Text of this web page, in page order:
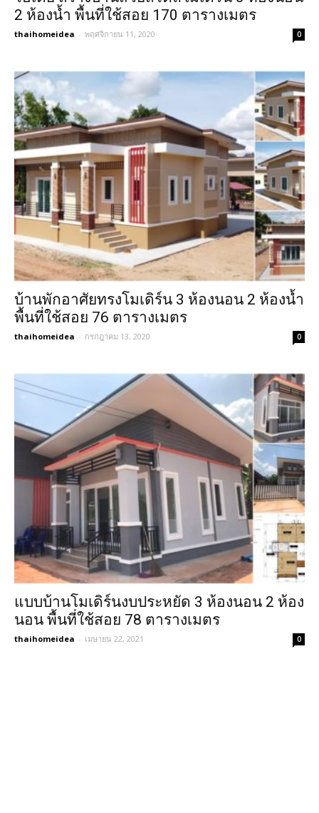
2 ห้องน้ำ พื้นที่ใช้สอย 170 ตารางเมตร
thaihomeidea - พฤศจิกายน 11, 2020 0
บ้านพักอาศัยทรงโมเดิร์น 3 ห้องนอน 2 ห้องน้ำ
พื้นที่ใช้สอย 76 ตารางเมตร
thaihomeidea - กรกฎาคม 13, 2020 0
แบบบ้านโมเดิร์นงบประหยัด 3 ห้องนอน 2 ห้อง
นอน พื้นที่ใช้สอย 78 ตารางเมตร
thaihomeidea - เมษายน 22, 2021 0